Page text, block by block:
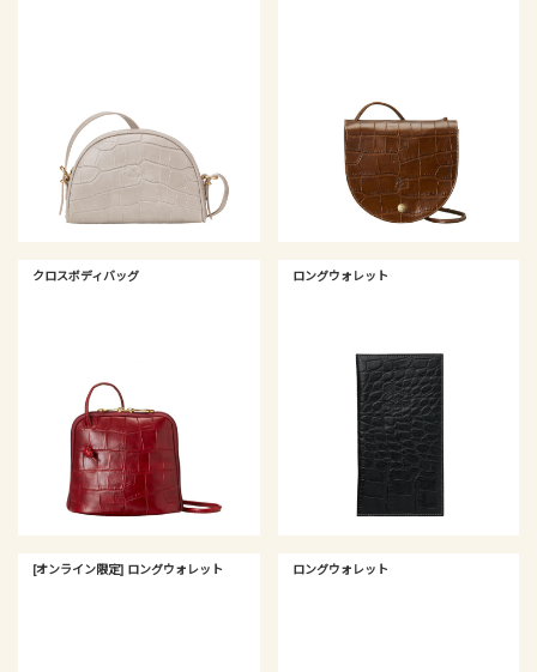
クロスボディバッグ ロングウォレット
[オンライン限定] ロングウォレット ロングウォレット